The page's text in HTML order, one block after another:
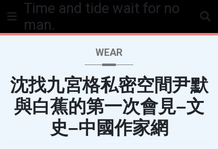
Time and tide wait for no
man.
WEAR
沈找九宮格私密空間尹默
與白蕉的第一次會見–文
史–中國作家網